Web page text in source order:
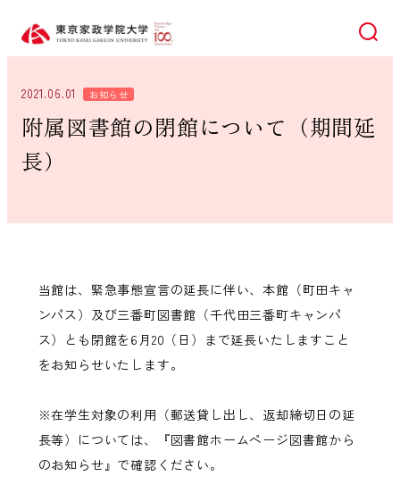
検索
2021.06.01 お知らせ
附属図書館の閉館について（期間延
長）
当館は、緊急事態宣言の延長に伴い、本館（町田キャ
ンパス）及び三番町図書館（千代田三番町キャンパ
ス）とも閉館を6月20（日）まで延長いたしますこと
をお知らせいたします。
※在学生対象の利用（郵送貸し出し、返却締切日の延
長等）については、『図書館ホームページ図書館から
のお知らせ』で確認ください。